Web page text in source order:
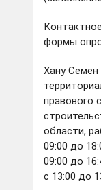
формы
Хану Семен
правового
области,
09:00 до
09:00 до
с 13:00 до